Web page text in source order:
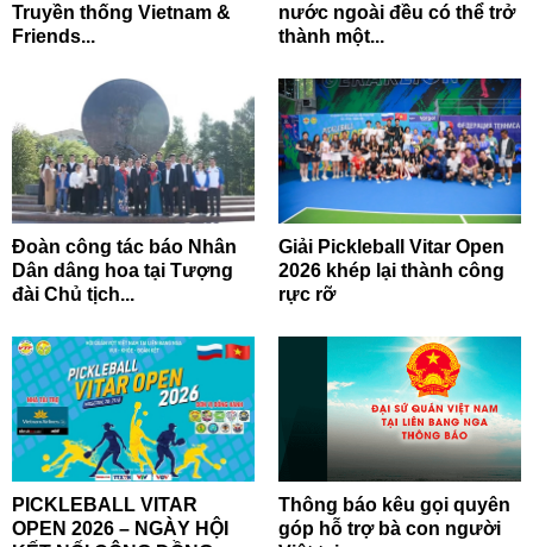
Truyền thống Vietnam &
Friends...
nước ngoài đều có thể trở
thành một...
Đoàn công tác báo Nhân
Dân dâng hoa tại Tượng
đài Chủ tịch...
Giải Pickleball Vitar Open
2026 khép lại thành công
rực rỡ
PICKLEBALL VITAR
OPEN 2026 – NGÀY HỘI
Thông báo kêu gọi quyên
góp hỗ trợ bà con người